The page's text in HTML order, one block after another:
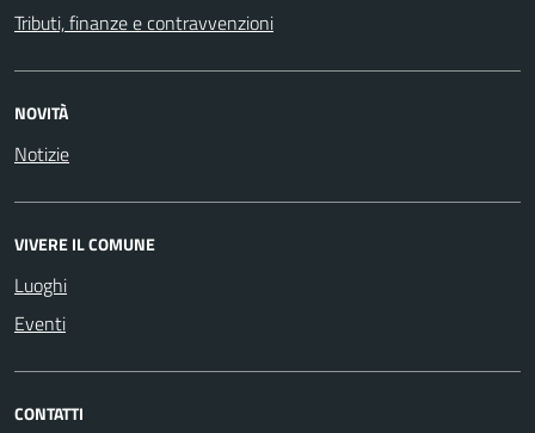
Tributi, finanze e contravvenzioni
NOVITÀ
Notizie
VIVERE IL COMUNE
Luoghi
Eventi
CONTATTI